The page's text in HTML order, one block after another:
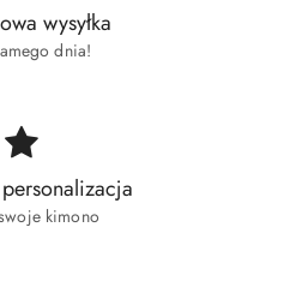
wysyłka
dnia!
kimono